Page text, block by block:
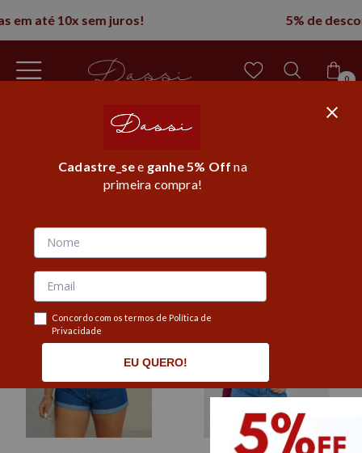
5% de desconto na 1° compra
0
Preço único
Cadastre_see ganhe 5% Off na
primeira compra!
Concordo com os termos de Política de
Privacidade
EU QUERO!